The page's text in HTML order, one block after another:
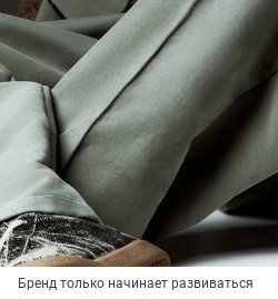
Бренд только начинает развиваться